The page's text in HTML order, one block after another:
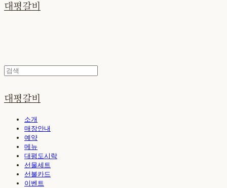
대평갈비
대평갈비
소개
매장안내
예약
메뉴
대평도시락
선물세트
선불카드
이벤트